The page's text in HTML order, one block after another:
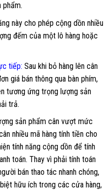
phẩm.
này cho phép cộng dồn nhiều
đếm của một lô hàng hoặc
tiếp: Sau khi bỏ hàng lên cân
giá bán thông qua bàn phím,
tương ứng trọng lượng sản
trả.
sản phẩm cân vượt mức
nhiều mã hàng tính tiền cho
tính năng cộng dồn để tính
toán. Thay vì phải tính toán
bán thao tác nhanh chóng,
hữu ích trong các cửa hàng,